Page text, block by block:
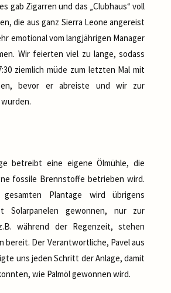
gab Zigarren und das „Clubhaus“ voll
die aus ganz Sierra Leone angereist
emotional vom langjährigen Manager
Wir feierten viel zu lange, sodass
ziemlich müde zum letzten Mal mit
bevor er abreiste und wir zur
betreibt eine eigene Ölmühle, die
fossile Brennstoffe betrieben wird.
Plantage wird übrigens
Solarpanelen gewonnen, nur zur
während der Regenzeit, stehen
bereit. Der Verantwortliche, Pavel aus
uns jeden Schritt der Anlage, damit
wie Palmöl gewonnen wird.